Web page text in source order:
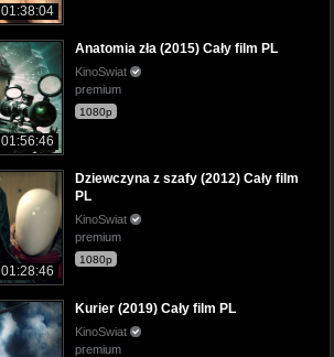
01:38:04
01:56:46
Anatomia zła (2015) Cały film PL
KinoSwiat
premium
1080p
01:28:46
Dziewczyna z szafy (2012) Cały film
PL
KinoSwiat
premium
1080p
Kurier (2019) Cały film PL
KinoSwiat
premium